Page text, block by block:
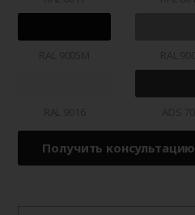
Получить консультацию